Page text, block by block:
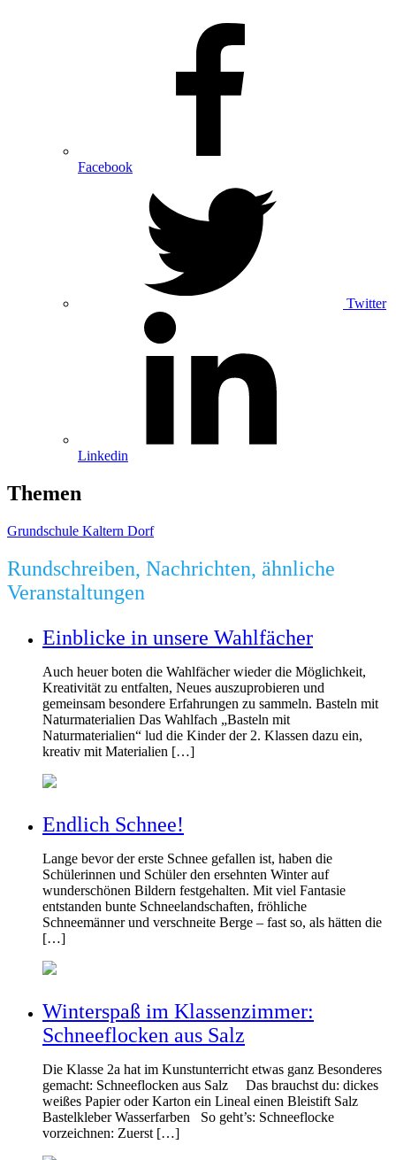
Facebook
Twitter
Linkedin
Themen
Grundschule Kaltern Dorf
Rundschreiben, Nachrichten, ähnliche
Veranstaltungen
Einblicke in unsere Wahlfächer
Auch heuer boten die Wahlfächer wieder die Möglichkeit,
Kreativität zu entfalten, Neues auszuprobieren und
gemeinsam besondere Erfahrungen zu sammeln. Basteln mit
Naturmaterialien Das Wahlfach „Basteln mit
Naturmaterialien“ lud die Kinder der 2. Klassen dazu ein,
kreativ mit Materialien […]
Endlich Schnee!
Lange bevor der erste Schnee gefallen ist, haben die
Schülerinnen und Schüler den ersehnten Winter auf
wunderschönen Bildern festgehalten. Mit viel Fantasie
entstanden bunte Schneelandschaften, fröhliche
Schneemänner und verschneite Berge – fast so, als hätten die
[…]
Winterspaß im Klassenzimmer:
Schneeflocken aus Salz
Die Klasse 2a hat im Kunstunterricht etwas ganz Besonderes
gemacht: Schneeflocken aus Salz Das brauchst du: dickes
weißes Papier oder Karton ein Lineal einen Bleistift Salz
Bastelkleber Wasserfarben So geht’s: Schneeflocke
vorzeichnen: Zuerst […]